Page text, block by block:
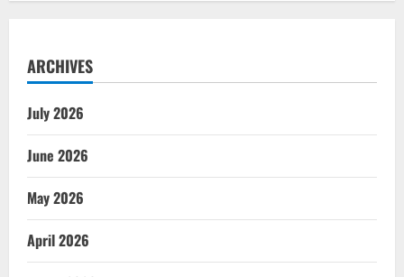
ARCHIVES
July 2026
June 2026
May 2026
April 2026